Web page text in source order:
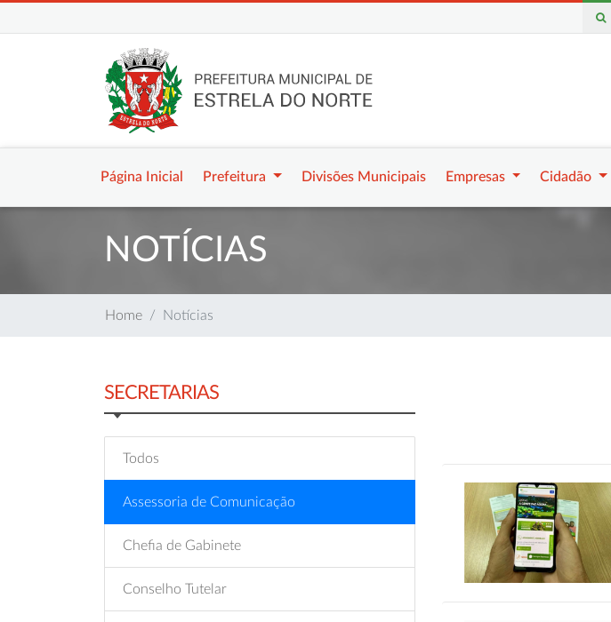
Página Inicial Prefeitura Divisões Municipais Empresas Cidadão
NOTÍCIAS
Home Notícias
SECRETARIAS
Todos
Assessoria de Comunicação
Chefia de Gabinete
Conselho Tutelar